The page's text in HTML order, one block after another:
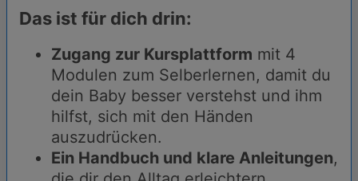
Das ist für dich drin:
Zugang zur Kursplattform mit 4
Modulen zum Selberlernen, damit du
dein Baby besser verstehst und ihm
hilfst, sich mit den Händen
auszudrücken.
Ein Handbuch und klare Anleitungen,